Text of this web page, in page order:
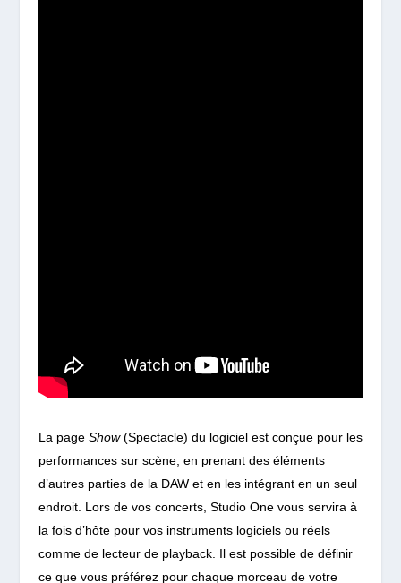
La page Show(Spectacle) du logiciel est conçue pour les
performances sur scène, en prenant des éléments
d’autres parties de la DAW et en les intégrant en un seul
endroit. Lors de vos concerts, Studio One vous servira à
la fois d’hôte pour vos instruments logiciels ou réels
comme de lecteur de playback. Il est possible de définir
ce que vous préférez pour chaque morceau de votre